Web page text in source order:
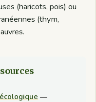
(haricots, pois) ou
(thym,
—